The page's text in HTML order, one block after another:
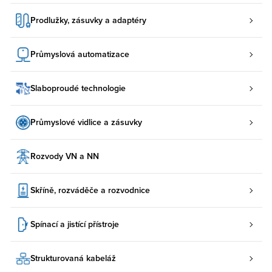
Prodlužky, zásuvky a adaptéry
Průmyslová automatizace
Slaboproudé technologie
Průmyslové vidlice a zásuvky
Rozvody VN a NN
Skříně, rozváděče a rozvodnice
Spínací a jistící přístroje
Strukturovaná kabeláž